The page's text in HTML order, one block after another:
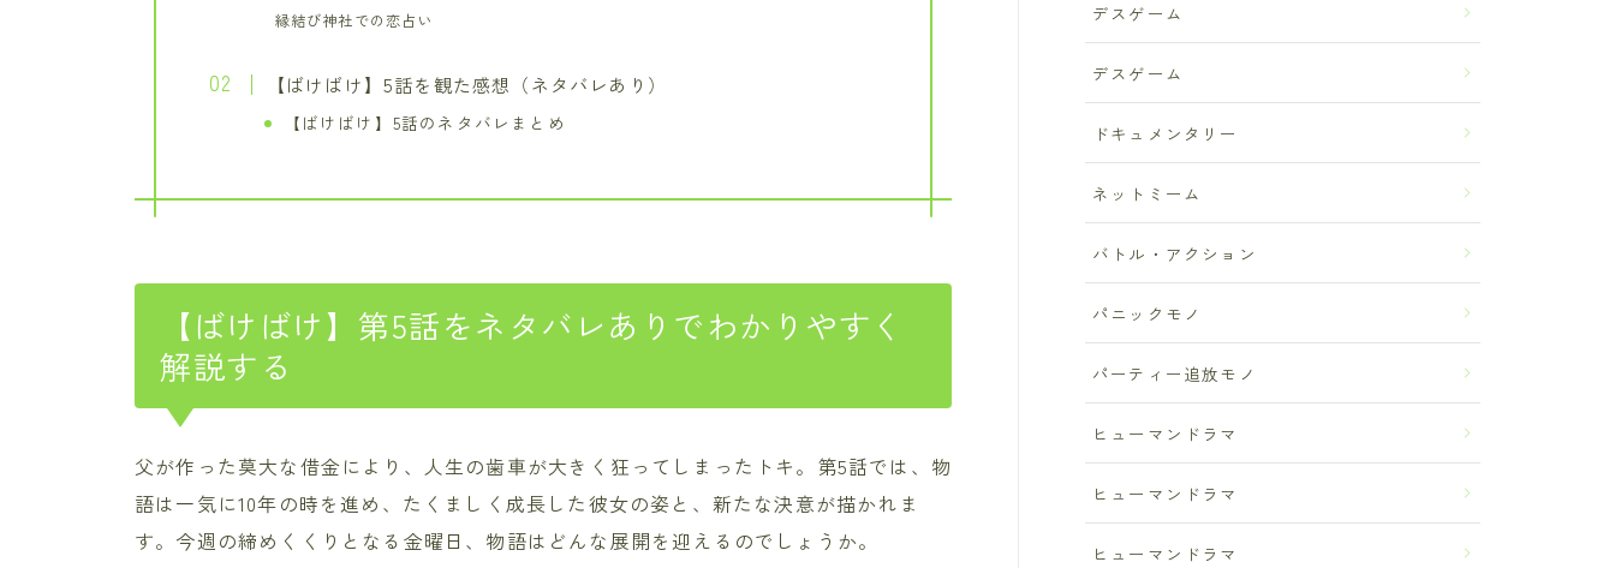
縁結び神社での恋占い
【ばけばけ】5話を観た感想（ネタバレあり）
【ばけばけ】5話のネタバレまとめ
【ばけばけ】第5話をネタバレありでわかりやすく
解説する
父が作った莫大な借金により、人生の歯車が大きく狂ってしまったトキ。第5話では、物
語は一気に10年の時を進め、たくましく成長した彼女の姿と、新たな決意が描かれま
す。今週の締めくくりとなる金曜日、物語はどんな展開を迎えるのでしょうか。
デスゲーム
デスゲーム
ドキュメンタリー
ネットミーム
バトル・アクション
パニックモノ
パーティー追放モノ
ヒューマンドラマ
ヒューマンドラマ
ヒューマンドラマ